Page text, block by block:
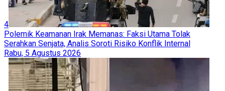
4
Polemik Keamanan Irak Memanas: Faksi Utama Tolak
Serahkan Senjata, Analis Soroti Risiko Konflik Internal
Rabu, 5 Agustus 2026